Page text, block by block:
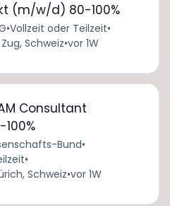
(m/w/d) 80-100%
•Vollzeit oder Teilzeit•
Schweiz•vor 1W
Consultant
Bund•
•
Schweiz•vor 1W